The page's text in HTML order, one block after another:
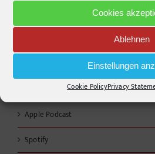
Cookies
Ablehnen
Einstellungen
Cookie PolicyPrivacy
Design ist kein Stil, sondern eine
Links
Apple Podcast
Spotify